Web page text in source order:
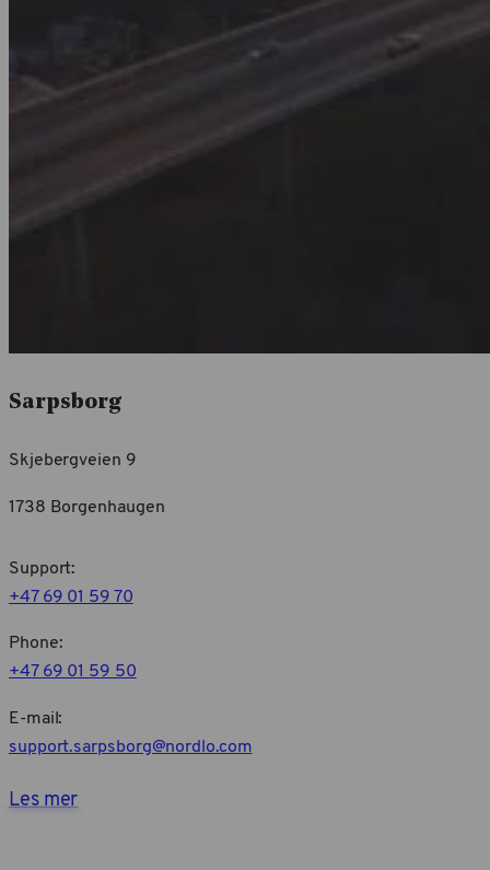
Sarpsborg
Skjebergveien 9
1738 Borgenhaugen
Support:
+47 69 01 59 70
Phone:
+47 69 01 59 50
E-mail:
support.sarpsborg@nordlo.com
Les mer